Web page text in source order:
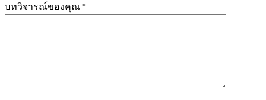
บทวิจารณ์ของคุณ*